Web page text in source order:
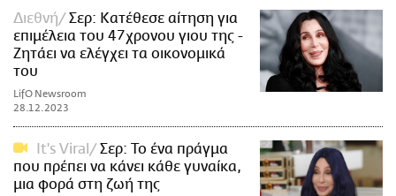
Διεθνή
Σερ: Κατέθεσε αίτηση για
επιμέλεια του 47χρονου γιου της -
Ζητάει να ελέγχει τα οικονομικά
του
LifO Newsroom
28.12.2023
It's Viral
Σερ: Το ένα πράγμα
που πρέπει να κάνει κάθε γυναίκα,
μια φορά στη ζωή της